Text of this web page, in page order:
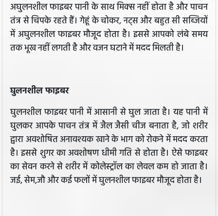
अघुलनशील फाइबर पानी के साथ मिक्स नहीं होता है और पाचन
तंत्र से चिपके रहते हैं। गेहूं के चोकर, नट्स और बहुत सी सब्जियों
में अघुलनशील फाइबर मौजूद होता है। इससे आपको लंबे समय
तक भूख नहीं लगती है और वजन घटाने में मदद मिलती है।
घुलनशील फाइबर
घुलनशील फाइबर पानी में आसानी से घुल जाता है। यह पानी में
घुलकर आपके पाचन तंत्र में जैल जैसी चीज बनाता है, जो शरीर
द्वारा अवशोषित अनावश्यक खाने के भाग को रोकने में मदद करता
है। इससे शुगर का अवशोषण धीमी गति से होता है। ऐसे फाइबर
का सेवन करने से शरीर में कोलेस्ट्रॉल का लेवल कम हो जाता है।
जई, सेम,जौ और कई फलों में घुलनशील फाइबर मौजूद होता है।